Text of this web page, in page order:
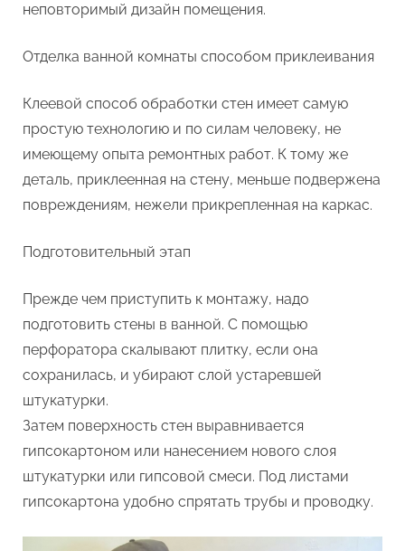
неповторимый дизайн помещения.
Отделка ванной комнаты способом приклеивания
Клеевой способ обработки стен имеет самую
простую технологию и по силам человеку, не
имеющему опыта ремонтных работ. К тому же
деталь, приклеенная на стену, меньше подвержена
повреждениям, нежели прикрепленная на каркас.
Подготовительный этап
Прежде чем приступить к монтажу, надо
подготовить стены в ванной. С помощью
перфоратора скалывают плитку, если она
сохранилась, и убирают слой устаревшей
штукатурки.
Затем поверхность стен выравнивается
гипсокартоном или нанесением нового слоя
штукатурки или гипсовой смеси. Под листами
гипсокартона удобно спрятать трубы и проводку.